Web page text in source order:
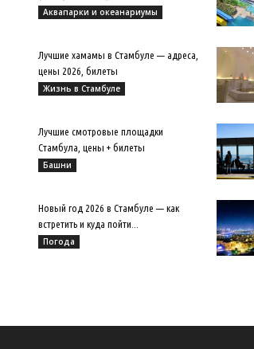
Аквапарки и океанариумы
Лучшие хамамы в Стамбуле — адреса,
цены 2026, билеты
Жизнь в Стамбуле
Лучшие смотровые площадки
Стамбула, цены + билеты
Башни
Новый год 2026 в Стамбуле — как
встретить и куда пойти...
Погода